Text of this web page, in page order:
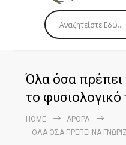
Όλα όσα πρέπει
το φυσιολογικό
HOME
ΆΡΘΡΑ
ΌΛΑ ΌΣΑ ΠΡΈΠΕΙ ΝΑ